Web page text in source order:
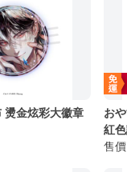
燙金炫彩大徽章
お
紅
售價